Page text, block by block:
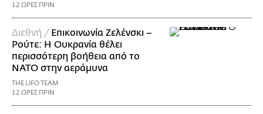
12 ΩΡΕΣ ΠΡΙΝ
Διεθνή / Επικοινωνία Ζελένσκι –
Ρούτε: Η Ουκρανία θέλει
περισσότερη βοήθεια από το
ΝΑΤΟ στην αεράμυνα
THE LIFO TEAM
12 ΩΡΕΣ ΠΡΙΝ